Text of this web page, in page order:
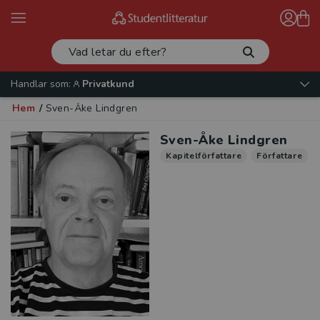
Handlar som:
Privatkund
Hem / Sven-Åke Lindgren
Sven-Åke Lindgren
Kapitelförfattare Författare